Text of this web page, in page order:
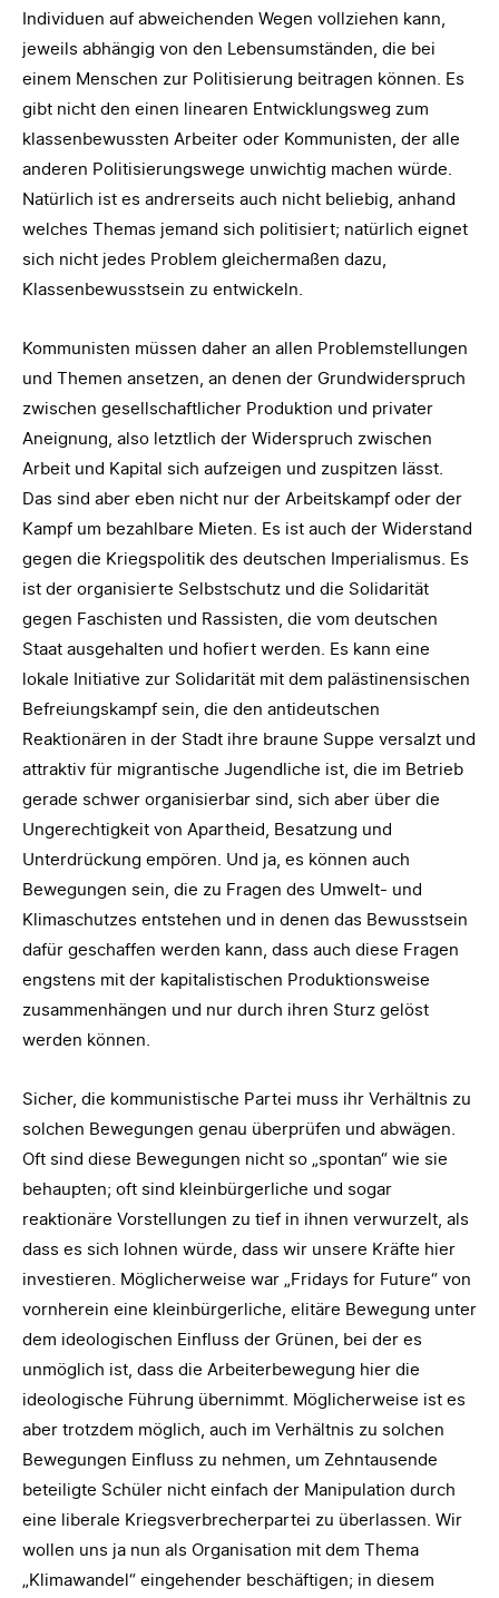
Individuen auf abweichenden Wegen vollziehen kann,
jeweils abhängig von den Lebensumständen, die bei
einem Menschen zur Politisierung beitragen können. Es
gibt nicht den einen linearen Entwicklungsweg zum
klassenbewussten Arbeiter oder Kommunisten, der alle
anderen Politisierungswege unwichtig machen würde.
Natürlich ist es andrerseits auch nicht beliebig, anhand
welches Themas jemand sich politisiert; natürlich eignet
sich nicht jedes Problem gleichermaßen dazu,
Klassenbewusstsein zu entwickeln.
Kommunisten müssen daher an allen Problemstellungen
und Themen ansetzen, an denen der Grundwiderspruch
zwischen gesellschaftlicher Produktion und privater
Aneignung, also letztlich der Widerspruch zwischen
Arbeit und Kapital sich aufzeigen und zuspitzen lässt.
Das sind aber eben nicht nur der Arbeitskampf oder der
Kampf um bezahlbare Mieten. Es ist auch der Widerstand
gegen die Kriegspolitik des deutschen Imperialismus. Es
ist der organisierte Selbstschutz und die Solidarität
gegen Faschisten und Rassisten, die vom deutschen
Staat ausgehalten und hofiert werden. Es kann eine
lokale Initiative zur Solidarität mit dem palästinensischen
Befreiungskampf sein, die den antideutschen
Reaktionären in der Stadt ihre braune Suppe versalzt und
attraktiv für migrantische Jugendliche ist, die im Betrieb
gerade schwer organisierbar sind, sich aber über die
Ungerechtigkeit von Apartheid, Besatzung und
Unterdrückung empören. Und ja, es können auch
Bewegungen sein, die zu Fragen des Umwelt- und
Klimaschutzes entstehen und in denen das Bewusstsein
dafür geschaffen werden kann, dass auch diese Fragen
engstens mit der kapitalistischen Produktionsweise
zusammenhängen und nur durch ihren Sturz gelöst
werden können.
Sicher, die kommunistische Partei muss ihr Verhältnis zu
solchen Bewegungen genau überprüfen und abwägen.
Oft sind diese Bewegungen nicht so „spontan“ wie sie
behaupten; oft sind kleinbürgerliche und sogar
reaktionäre Vorstellungen zu tief in ihnen verwurzelt, als
dass es sich lohnen würde, dass wir unsere Kräfte hier
investieren. Möglicherweise war „Fridays for Future“ von
vornherein eine kleinbürgerliche, elitäre Bewegung unter
dem ideologischen Einfluss der Grünen, bei der es
unmöglich ist, dass die Arbeiterbewegung hier die
ideologische Führung übernimmt. Möglicherweise ist es
aber trotzdem möglich, auch im Verhältnis zu solchen
Bewegungen Einfluss zu nehmen, um Zehntausende
beteiligte Schüler nicht einfach der Manipulation durch
eine liberale Kriegsverbrecherpartei zu überlassen. Wir
wollen uns ja nun als Organisation mit dem Thema
„Klimawandel“ eingehender beschäftigen; in diesem